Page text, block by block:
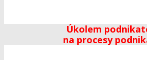
Úkolem
na procesy